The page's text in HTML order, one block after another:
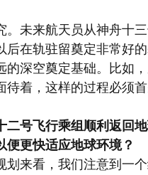
未来航天员从神舟十
在轨驻留奠定非常好的
深空奠定基础。比如
着，这样的过程必须
号飞行乘组顺利返回
更快适应地球环境？
来看，我们注意到一